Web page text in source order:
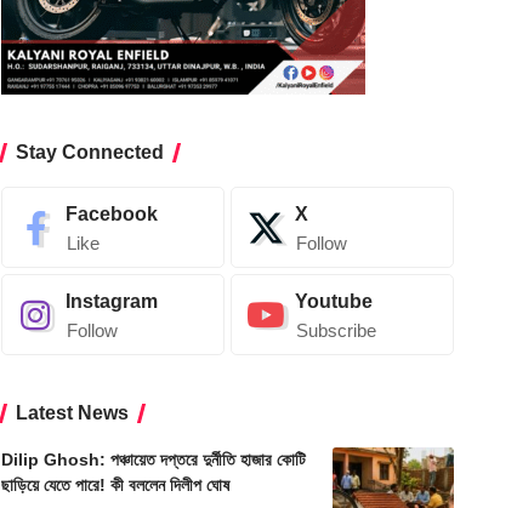
Stay Connected
Facebook
Like
X
Follow
Instagram
Follow
Youtube
Subscribe
Latest News
Dilip Ghosh: পঞ্চায়েত দপ্তরে দুর্নীতি হাজার কোটি
ছাড়িয়ে যেতে পারে! কী বললেন দিলীপ ঘোষ